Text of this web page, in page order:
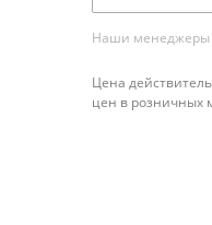
Наши менеджеры
Цена
цен в розничных